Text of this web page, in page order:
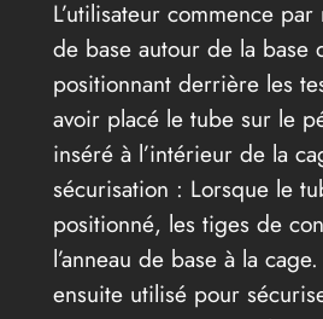
L’utilisateur commence par
de base autour de la base
positionnant derrière les
avoir placé le tube sur le
inséré à l’intérieur de la
sécurisation : Lorsque le
positionné, les tiges de
l’anneau de base à la
ensuite utilisé pour